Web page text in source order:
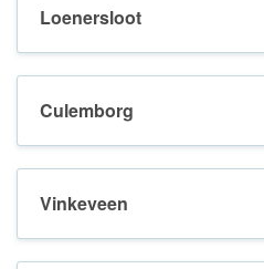
Loenersloot
Culemborg
Vinkeveen